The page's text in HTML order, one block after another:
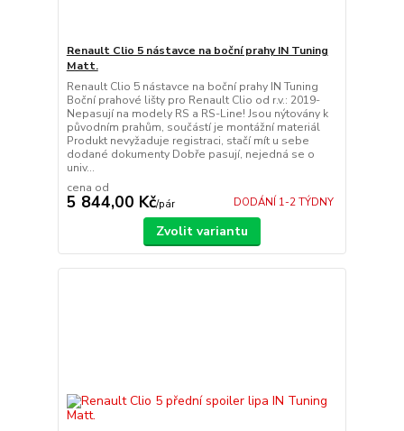
Renault Clio 5 nástavce na boční prahy IN Tuning
Matt.
Renault Clio 5 nástavce na boční prahy IN Tuning
Boční prahové lišty pro Renault Clio od r.v.: 2019-
Nepasují na modely RS a RS-Line! Jsou nýtovány k
původním prahům, součástí je montážní materiál
Produkt nevyžaduje registraci, stačí mít u sebe
dodané dokumenty Dobře pasují, nejedná se o
univ...
cena od
5 844,00 Kč/pár DODÁNÍ 1-2 TÝDNY
Zvolit variantu